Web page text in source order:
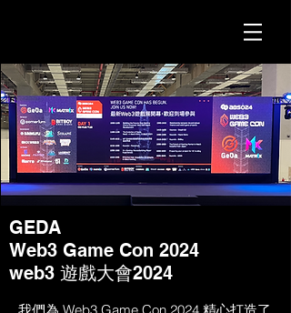
GEDA
Web3 Game Con 2024
web3 遊戲大會2024